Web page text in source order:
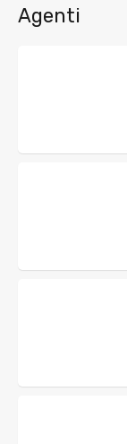
Agenti